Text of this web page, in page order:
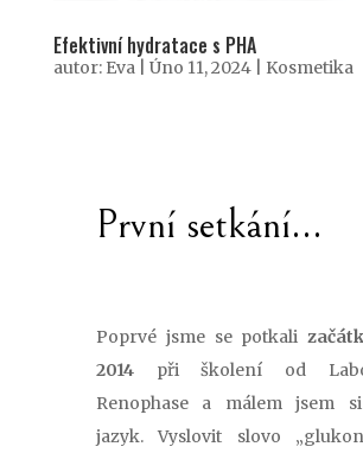
Efektivní hydratace s PHA
autor: Eva| Úno 11, 2024| Kosmetika
První setkání…
Poprvé jsme se potkali
2014při školení od
Renophase a málem jsem
jazyk. Vyslovit slovo